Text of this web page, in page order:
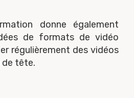
donne également
de formats de vidéo
régulièrement des vidéos
de tête.